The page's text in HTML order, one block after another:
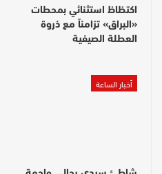
اكتظاظ استثنائي بمحطات
«البراق» تزامناً مع ذروة
العطلة الصيفية
أخبار الساعة